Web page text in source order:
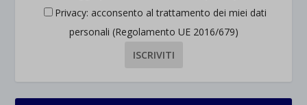
Privacy: acconsento al trattamento dei miei dati
personali (Regolamento UE 2016/679)